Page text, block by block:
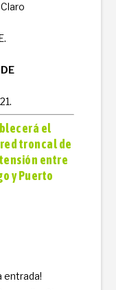
el
troncal de
entre
y Puerto
entrada!